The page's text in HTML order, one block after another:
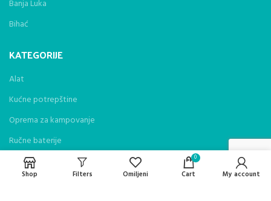
Banja Luka
Bihać
KATEGORIJE
Alat
Kućne potrepštine
Oprema za kampovanje
Ručne baterije
Njega tijela i kose
Zdravlje i njega tijela
Shop Filters Omiljeni
0
Cart My account